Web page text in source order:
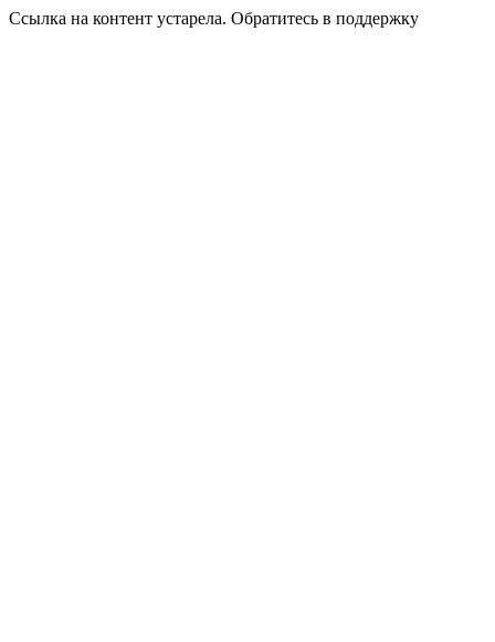
Ссылка на контент устарела. Обратитесь в поддержку